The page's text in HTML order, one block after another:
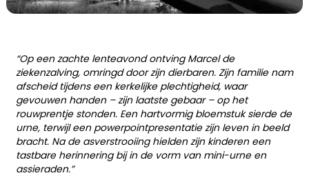
“Op een zachte lenteavond ontving Marcel de
ziekenzalving, omringd door zijn dierbaren. Zijn familie nam
afscheid tijdens een kerkelijke plechtigheid, waar
gevouwen handen – zijn laatste gebaar – op het
rouwprentje stonden. Een hartvormig bloemstuk sierde de
urne, terwijl een powerpointpresentatie zijn leven in beeld
bracht. Na de asverstrooiing hielden zijn kinderen een
tastbare herinnering bij in de vorm van mini-urne en
assieraden.”